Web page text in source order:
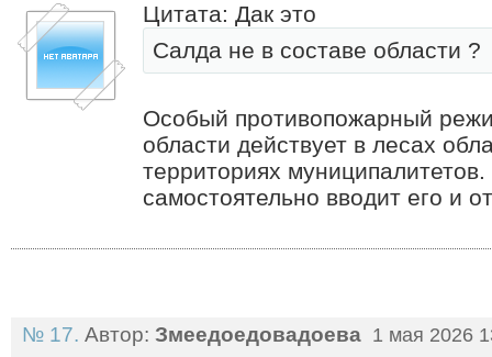
Цитата: Дак это
Салда не в составе области ?
Особый противопожарный
области действует в лесах
территориях
самостоятельно вводит его и
№ 17. Автор: Змеедоедовадоева 1 мая 2026